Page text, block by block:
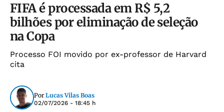
FIFA é processada em R$ 5,2
bilhões por eliminação de seleção
na Copa
Processo FOI movido por ex-professor de Harvard
cita
Por Lucas Vilas Boas
02/07/2026 - 18:45 h